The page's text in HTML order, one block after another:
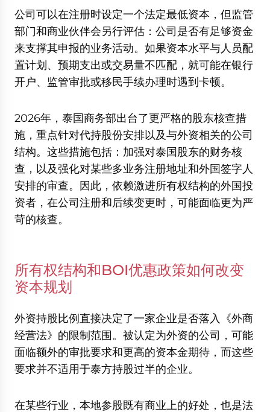
公司可以在注册时设定一个法定最低资本，但监管
部门和商业伙伴会另行评估：公司是否有足够资金
来支撑其申报的业务活动。如果资本水平与人员配
置计划、预期支出或交易量不匹配，就可能在银行
开户、监管审批或移民手续办理时遇到卡顿。
2026年，泰国商务部出台了更严格的股东核查措
施，重点针对代持股份安排以及与外资相关的公司
结构。这些措施包括：加强对泰国股东的财务核
查，以及强化对某些多业务注册地址和外国签字人
安排的审查。因此，依赖激进所有权结构的外国投
资者，在公司注册和后续变更时，可能面临更为严
苛的核查。
所有权结构和BOI优惠政策如何改变
资本规划
外资持股比例直接决定了一家企业是否落入《外商
经营法》的限制范围。被认定为外资的公司，可能
面临额外的审批要求和更高的资本金期待，而这些
要求并不适用于泰方持股过半的企业。
在某些行业，本地参股既有商业上的好处，也是法